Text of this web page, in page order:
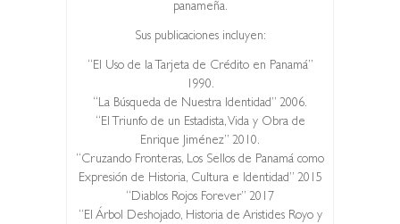
panameña.
Sus publicaciones incluyen:
“El Uso de la Tarjeta de Crédito en Panamá”
1990.
“La Búsqueda de Nuestra Identidad” 2006.
“El Triunfo de un Estadista, Vida y Obra de
Enrique Jiménez” 2010.
“Cruzando Fronteras, Los Sellos de Panamá como
Expresión de Historia, Cultura e Identidad” 2015
“Diablos Rojos Forever” 2017
“El Árbol Deshojado, Historia de Aristides Royo y